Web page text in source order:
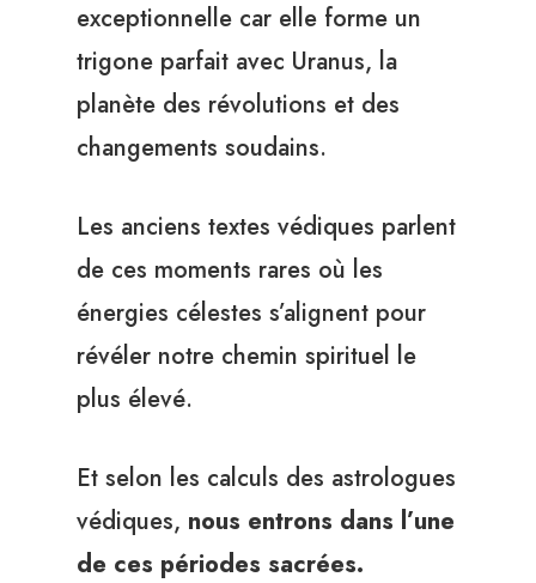
exceptionnelle car elle forme un
trigone parfait avec Uranus, la
planète des révolutions et des
changements soudains.
Les anciens textes védiques parlent
de ces moments rares où les
énergies célestes s’alignent pour
révéler notre chemin spirituel le
plus élevé.
Et selon les calculs des astrologues
védiques, nous entrons dans l’une
de ces périodes sacrées.